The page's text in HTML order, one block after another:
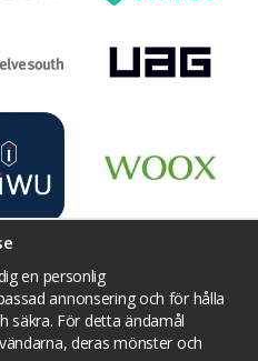
oss
Facebook
en personlig
annonsering och för hålla
säkra. För detta ändamål
deras mönster och